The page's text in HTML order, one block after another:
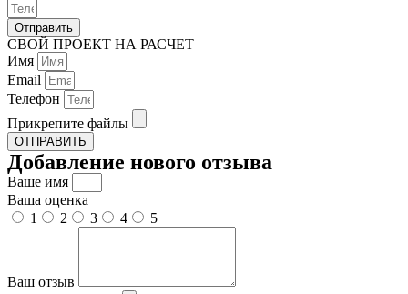
Отправить
СВОЙ ПРОЕКТ НА РАСЧЕТ
Имя
Email
Телефон
Прикрепите файлы
ОТПРАВИТЬ
Добавление нового отзыва
Ваше имя
Ваша оценка
1
2 3 4 5
Ваш отзыв